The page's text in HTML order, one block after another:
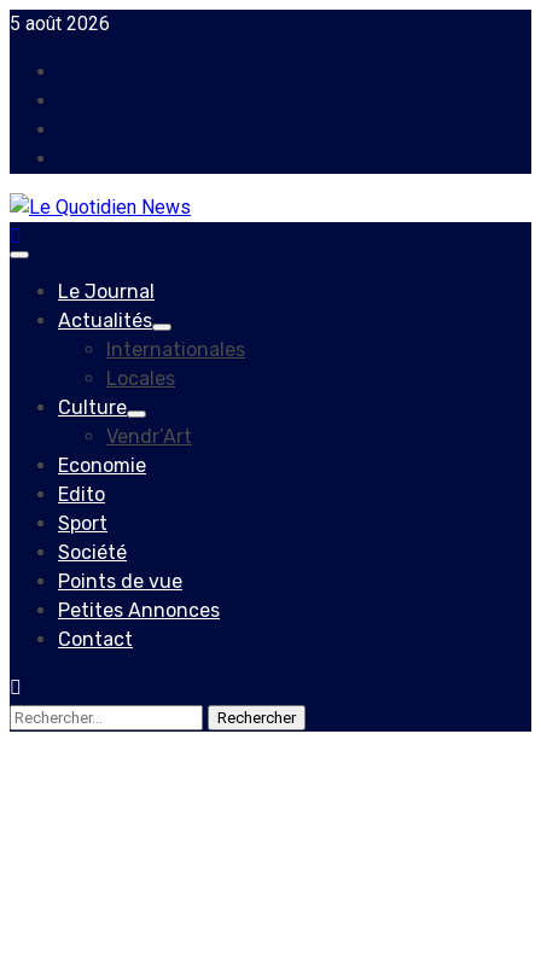
Skip
content
5 août 2026
Primary
Le Journal
Actualités
Internationales
Locales
Culture
Vendr’Art
Economie
Edito
Sport
Société
Points de vue
Petites Annonces
Contact
Rechercher :